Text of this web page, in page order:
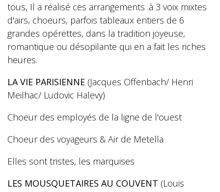
tous, Il a réalisé ces arrangements .à 3 voix mixtes
d'airs, choeurs, parfois tableaux entiers de 6
grandes opérettes, dans la tradition joyeuse,
romantique ou désopilante qui en a fait les riches
heures.
LA VIE PARISIENNE (Jacques Offenbach/ Henri
Meilhac/ Ludovic Halevy)
Choeur des employés de la ligne de l'ouest
Choeur des voyageurs & Air de Metella
Elles sont tristes, les marquises
LES MOUSQUETAIRES AU COUVENT (Louis